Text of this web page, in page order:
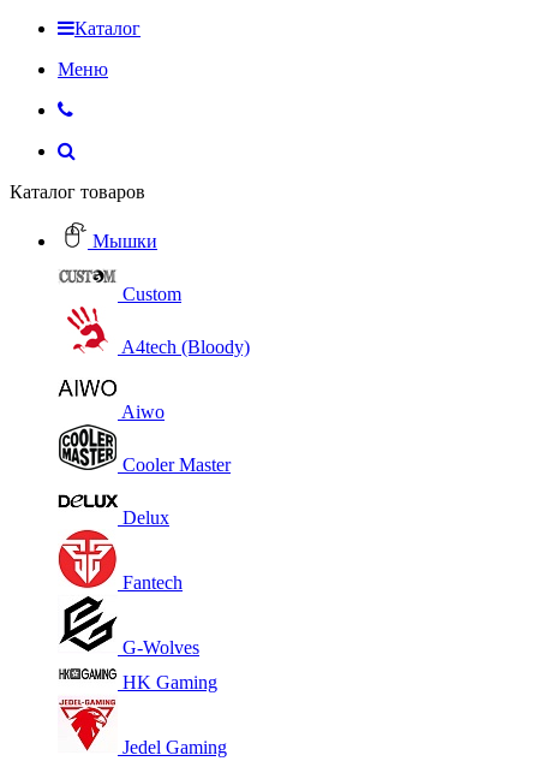
Каталог
Меню
Каталог товаров
Мышки
Custom
A4tech (Bloody)
Aiwo
Cooler Master
Delux
Fantech
G-Wolves
HK Gaming
Jedel Gaming